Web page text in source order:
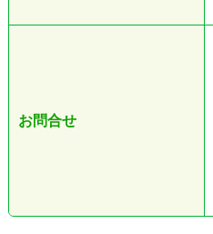
お問合せ